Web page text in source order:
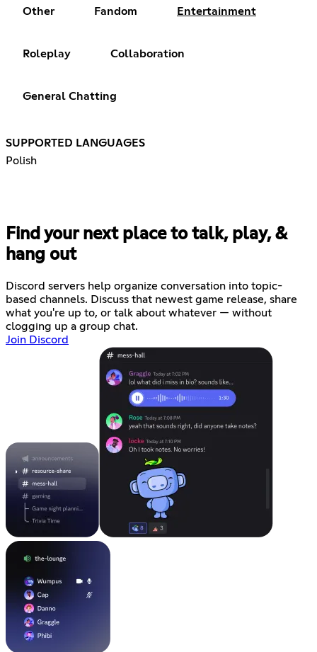
Other Fandom Entertainment
Roleplay Collaboration
General Chatting
SUPPORTED LANGUAGES
Polish
Find your next place to talk, play, &
hang out
Discord servers help organize conversation into topic-
based channels. Discuss that newest game release, share
what you're up to, or talk about whatever — without
clogging up a group chat.
Join Discord